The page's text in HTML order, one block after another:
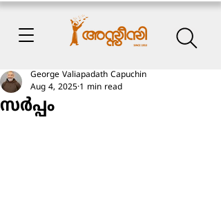
സർപ്പം
George Valiapadath Capuchin
Aug 4, 2025 1 min read